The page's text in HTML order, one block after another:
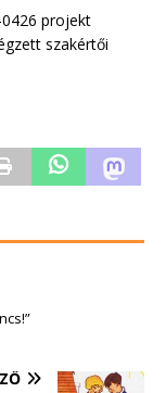
projekt
szakértői